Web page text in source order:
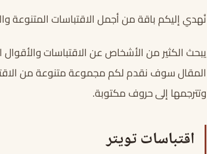
نُهدي إليكم باقة من أجمل الاقتباسات المتنوعة
يبحث الكثير من الأشخاص عن الاقتباسات
المقال سوف نقدم لكم مجموعة متنوعة من
وتترجمها إلى حروف مكتوبة.
اقتباسات تويتر